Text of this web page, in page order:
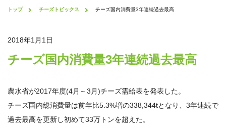
チーズ製造工程
業態から選択
機能性について
形状について
トップ チーズトピックス チーズ国内消費量3年連続過去最高
2018年1月1日
チーズ国内消費量3年連続過去最高
農水省が2017年度(4月～3月)チーズ需給表を発表した。
チーズ国内総消費量は前年比5.3%増の338,344tとなり、3年連続で
過去最高を更新し初めて33万トンを超えた。